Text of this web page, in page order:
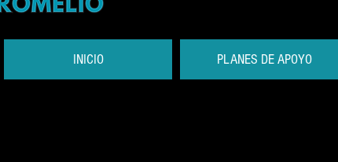
INICIO PLANES DE APOYO